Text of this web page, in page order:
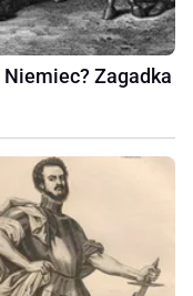
Niemiec? Zagadka